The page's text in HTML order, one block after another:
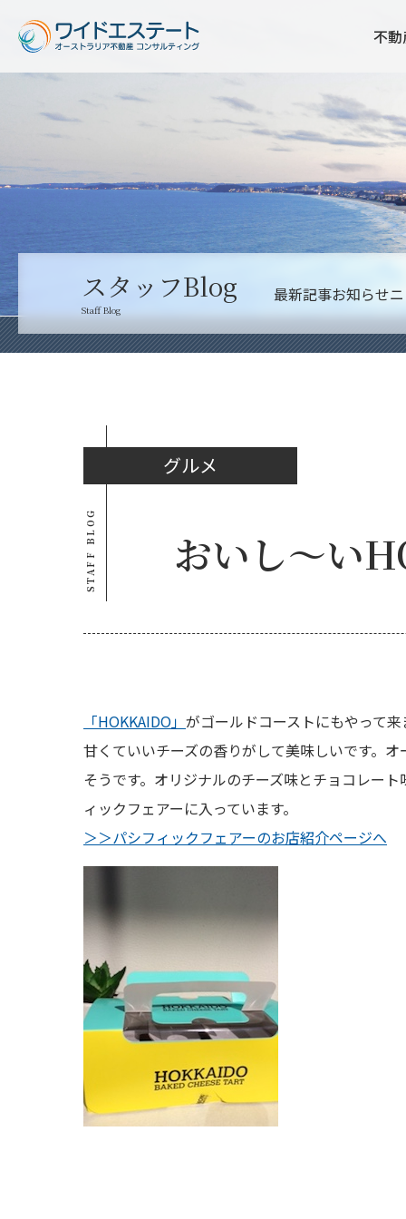
不
スタッフBlog
Staff Blog
最新記事お知らせ
グルメ
STAFF BLOG おいし〜い
「HOKKAIDO」 がゴールドコーストにもやって
甘くていいチーズの香りがして美味しいです。
そうです。オリジナルのチーズ味とチョコレー
ィックフェアーに入っています。
＞＞パシフィックフェアーのお店紹介ページへ